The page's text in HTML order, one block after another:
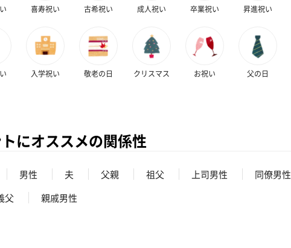
喜寿祝い 古希祝い 成人祝い 卒業祝い 昇進祝い
入学祝い 敬老の日 クリスマス お祝い 父の日
にオススメの関係性
男性 夫 父親 祖父 上司男性 同僚男性
父 親戚男性